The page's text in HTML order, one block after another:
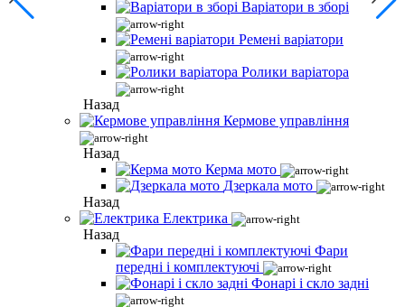
Варіатори в зборі
Ремені варіатори
Ролики варіатора
Назад
Кермове управління
Назад
Керма мото
Дзеркала мото
Назад
Електрика
Назад
Фари
передні і комплектуючі
Фонарі і скло задні